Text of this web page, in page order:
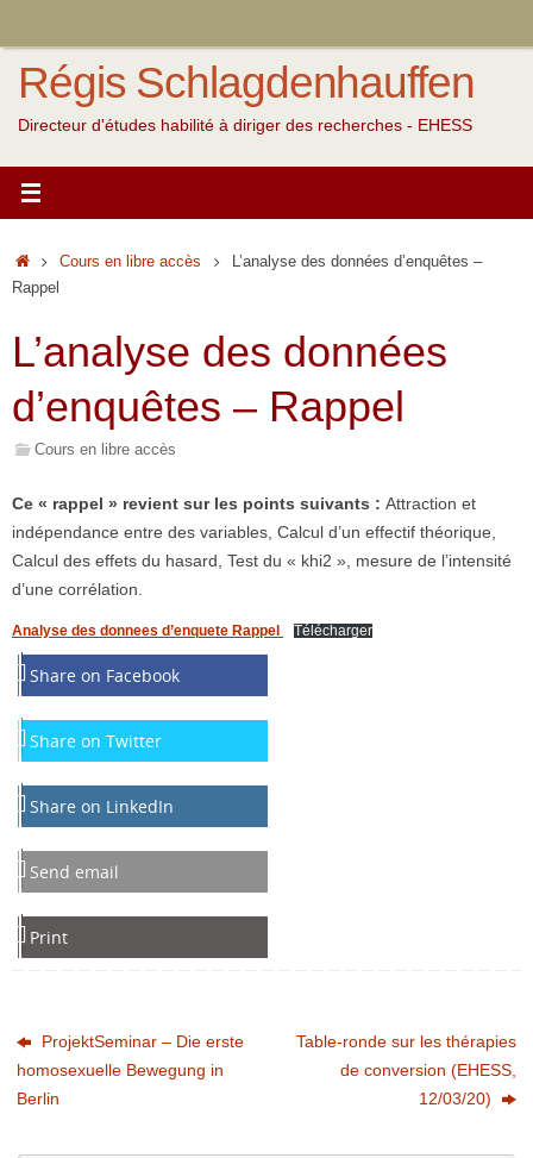
contenu
Régis Schlagdenhauffen
Directeur d'études habilité à diriger des recherches - EHESS
Accueil
Cours en libre accès
L’analyse des données d’enquêtes –
Rappel
L’analyse des données
d’enquêtes – Rappel
Cours en libre accès
Ce « rappel » revient sur les points suivants : Attraction et
indépendance entre des variables, Calcul d’un effectif théorique,
Calcul des effets du hasard, Test du « khi2 », mesure de l’intensité
d’une corrélation.
Analyse des donnees d’enquete Rappel Télécharger
Share on Facebook
Share on Twitter
Share on LinkedIn
Send email
Print
ProjektSeminar – Die erste
homosexuelle Bewegung in
Berlin
Table-ronde sur les thérapies
de conversion (EHESS,
12/03/20)